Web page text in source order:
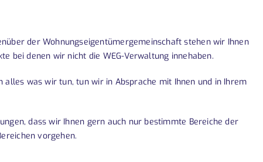
der Wohnungseigentümergemeinschaft stehen wir Ihnen
bei denen wir nicht die WEG-Verwaltung innehaben.
alles was wir tun, tun wir in Absprache mit Ihnen und in Ihrem
, dass wir Ihnen gern auch nur bestimmte Bereiche der
vorgehen.